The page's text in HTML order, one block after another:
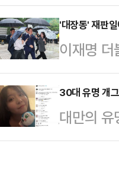
이 모든
도있는 토
운 건 토
에게 "키
"지…
5일 어린
일까지
일이 임
는 지난
방식의
났던 당
정을 제
'대장동' 재판
이재명
원으로 넘
를 앞두
어디로
이날 서
30대 유명 개
대만의
관련된